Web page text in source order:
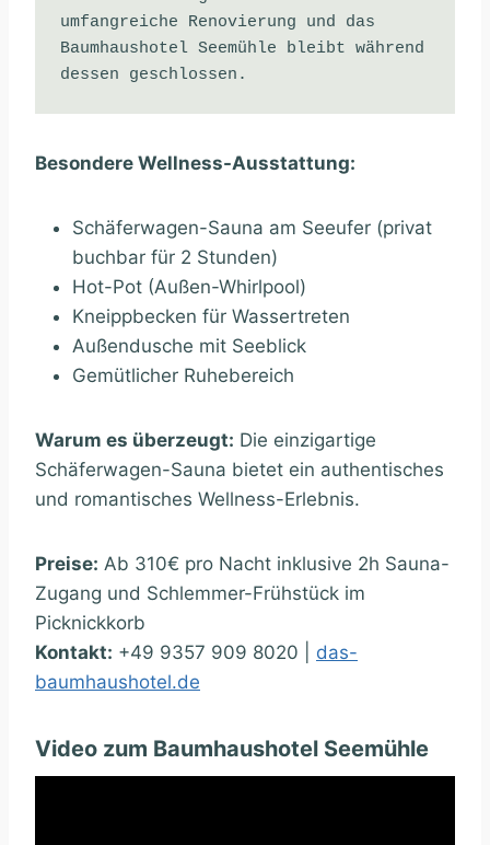
umfangreiche Renovierung und das
Baumhaushotel Seemühle bleibt während
dessen geschlossen.
Besondere Wellness-Ausstattung:
Schäferwagen-Sauna am Seeufer (privat
buchbar für 2 Stunden)
Hot-Pot (Außen-Whirlpool)
Kneippbecken für Wassertreten
Außendusche mit Seeblick
Gemütlicher Ruhebereich
Warum es überzeugt: Die einzigartige
Schäferwagen-Sauna bietet ein authentisches
und romantisches Wellness-Erlebnis.
Preise: Ab 310€ pro Nacht inklusive 2h Sauna-
Zugang und Schlemmer-Frühstück im
Picknickkorb
Kontakt: +49 9357 909 8020 | das-
baumhaushotel.de
Video zum Baumhaushotel Seemühle